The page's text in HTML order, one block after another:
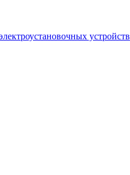
устройств